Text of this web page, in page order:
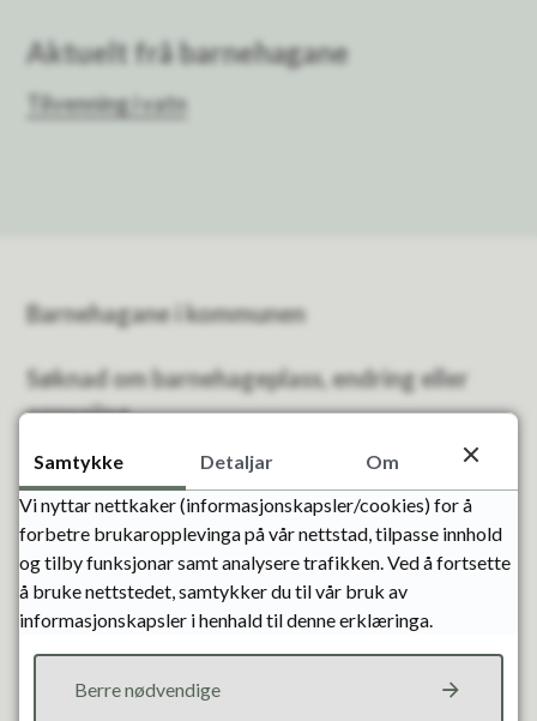
Aktuelt frå barnehagane
Tilvenning i vatn
Barnehagane i kommunen
Søknad om barnehageplass, endring eller
oppseiing
Pris og redusert betaling
Årskalender og årsplan
Samarbeidsutvalet for barnehagane
Samtykke Detaljar
Om
Vi nyttar nettkaker (informasjonskapsler/cookies) for å
forbetre brukaropplevinga på vår nettstad, tilpasse innhold
og tilby funksjonar samt analysere trafikken. Ved å fortsette
å bruke nettstedet, samtykker du til vår bruk av
informasjonskapsler i henhald til denne erklæringa.
Berre nødvendige